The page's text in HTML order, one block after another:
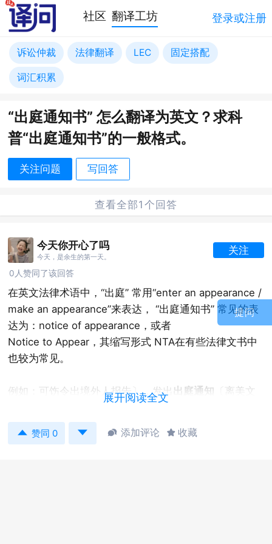
提问
社区 翻译工坊 登录或注册
诉讼仲裁 法律翻译 LEC 固定搭配
词汇积累
“出庭通知书” 怎么翻译为英文？求科
普“出庭通知书”的一般格式。
关注问题 写回答
查看全部1个回答
今天你开心了吗
今天，是余生的第一天。
关注
0人赞同了该回答
在英文法律术语中，“出庭” 常用“enter an appearance /
make an appearance”来表达， “出庭通知书” 常见的表
达为：notice of appearance，或者
Notice to Appear，其缩写形式 NTA在有些法律文书中
也较为常见。
例如：可饬令出境外人报告〕，发出 出庭通知 〔离美文
件包括出庭日期〕， 和决定被拘留者是否符合保释资
格。
[Report on Deportable Alien], issue aNotice
展开阅读全文
 赞同 0   添加评论  收藏